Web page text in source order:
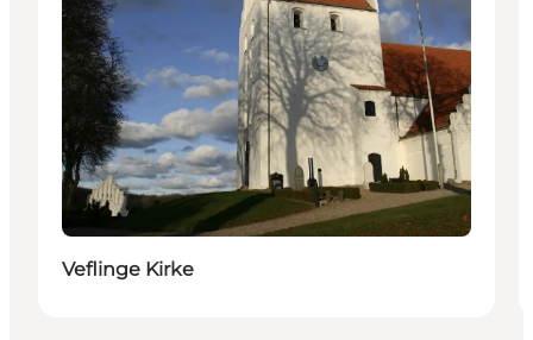
Veflinge Kirke